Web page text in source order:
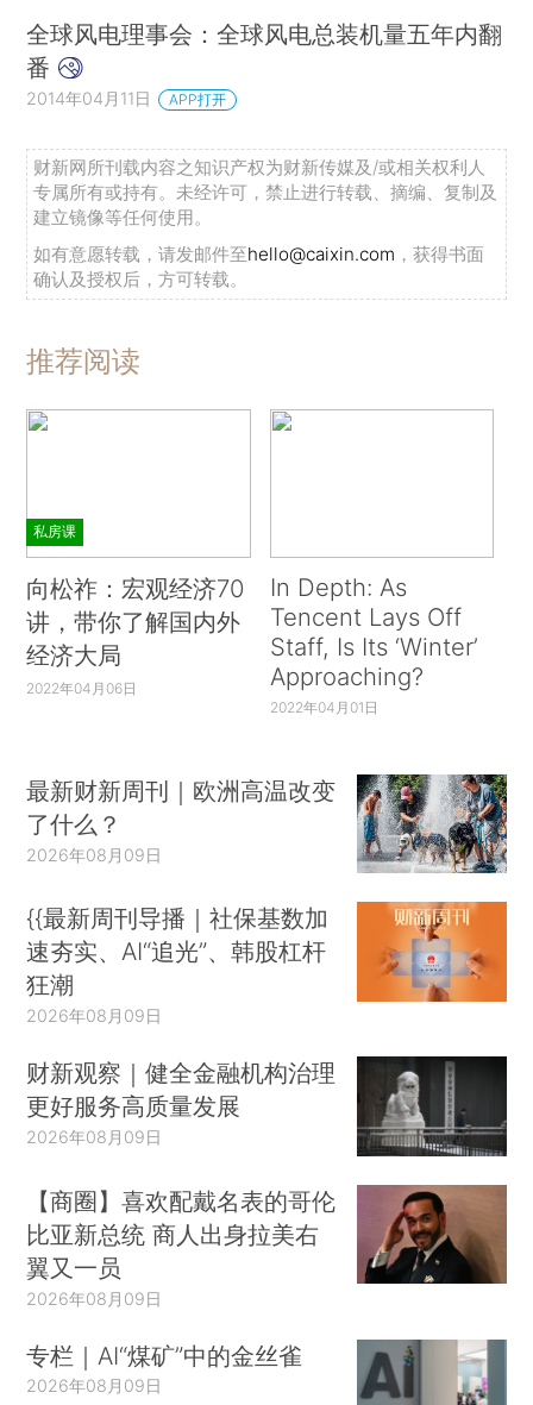
全球风电理事会：全球风电总装机量五年内翻
番
2014年04月11日 APP打开
财新网所刊载内容之知识产权为财新传媒及/或相关权利人
专属所有或持有。未经许可，禁止进行转载、摘编、复制及
建立镜像等任何使用。
如有意愿转载，请发邮件至hello@caixin.com ，获得书面
确认及授权后，方可转载。
推荐阅读
私房课
向松祚：宏观经济70
讲，带你了解国内外
经济大局
2022年04月06日
In Depth: As
Tencent Lays Off
Staff, Is Its ‘Winter’
Approaching?
2022年04月01日
最新财新周刊｜欧洲高温改变
了什么？
2026年08月09日
{{最新周刊导播｜社保基数加
速夯实、AI“追光”、韩股杠杆
狂潮
2026年08月09日
财新观察｜健全金融机构治理
更好服务高质量发展
2026年08月09日
【商圈】喜欢配戴名表的哥伦
比亚新总统 商人出身拉美右
翼又一员
2026年08月09日
专栏｜AI“煤矿”中的金丝雀
2026年08月09日